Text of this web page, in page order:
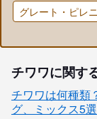
グレート・ピレ
チワワに関す
チワワは何種類
グ、ミックス5選